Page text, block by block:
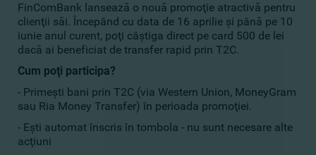
FinComBank lansează o nouă promoţie atractivă pentru
clienţii săi. Începând cu data de 16 aprilie şi până pe 10
iunie anul curent, poţi câştiga direct pe card 500 de lei
dacă ai beneficiat de transfer rapid prin T2C.
Cum poţi participa?
- Primeşti bani prin T2C (via Western Union, MoneyGram
sau Ria Money Transfer) în perioada promoţiei.
- Eşti automat înscris în tombola - nu sunt necesare alte
acţiuni